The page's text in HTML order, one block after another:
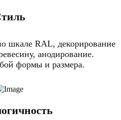
шкале RAL, декорирование
анодирование.
формы и размера.